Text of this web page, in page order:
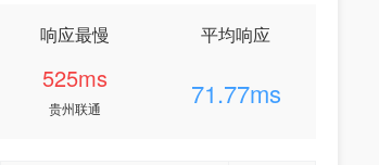
响应最慢
525ms
贵州联通
平均响应
71.77ms